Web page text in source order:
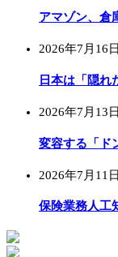
アマゾン、倉
2026年7月16日
日本は「隠れ
2026年7月13日
変容する「ド
2026年7月11日
保険業務人工